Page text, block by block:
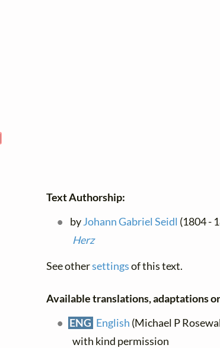
Text Authorship:
byJohann Gabriel Seidl (1804 -
Herz
See othersettingsof this text.
Available translations, adaptations
ENG English (Michael P
with kind permission